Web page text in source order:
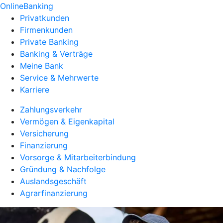
OnlineBanking
Privatkunden
Firmenkunden
Private Banking
Banking & Verträge
Meine Bank
Service & Mehrwerte
Karriere
Zahlungsverkehr
Vermögen & Eigenkapital
Versicherung
Finanzierung
Vorsorge & Mitarbeiterbindung
Gründung & Nachfolge
Auslandsgeschäft
Agrarfinanzierung